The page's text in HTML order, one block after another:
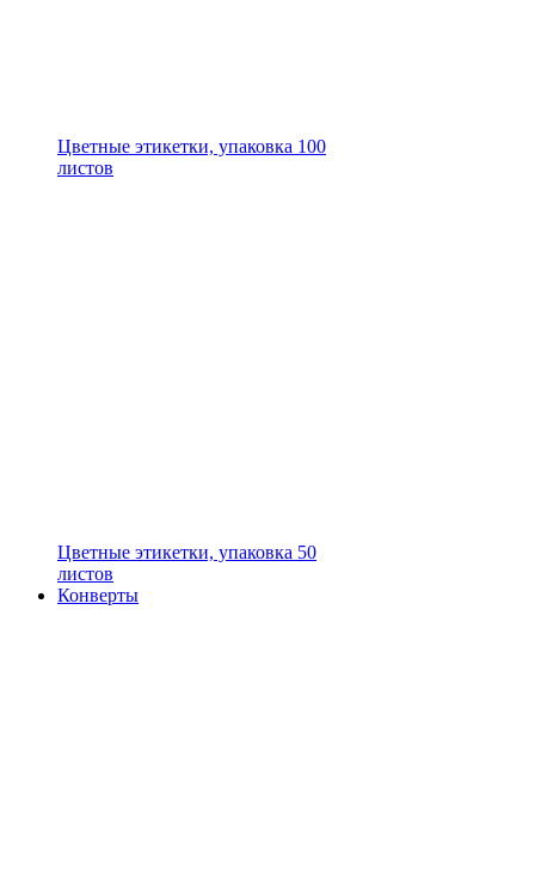
Цветные этикетки, упаковка 100
листов
Цветные этикетки, упаковка 50
листов
Конверты